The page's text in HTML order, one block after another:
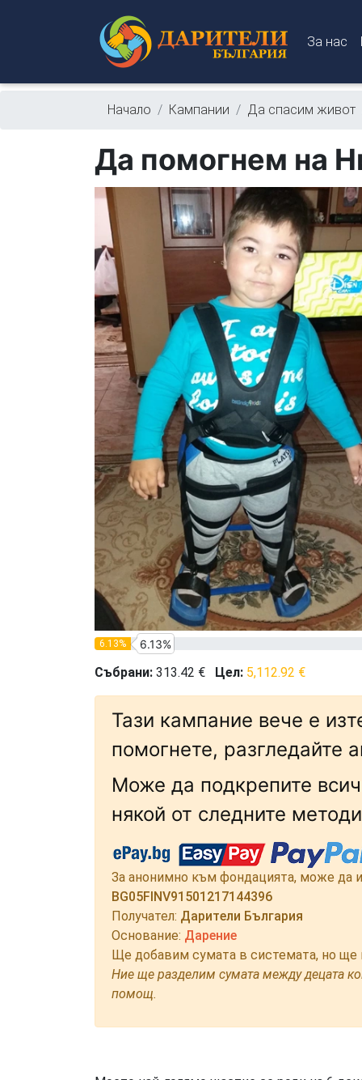
За нас
Начало Кампании Да спасим живот
Да помогнем на
6.13%
Събрани: 313.42 € Цел: 5,112.92 €
Тази кампание вече е
помогнете, разгледайте
Може да подкрепите
някой от следните методи
За анонимно към фондацията, може да
BG05FINV91501217144396
Получател: Дарители България
Основание: Дарение
Ще добавим сумата в системата, но ще
Ние ще разделим сумата между децата
помощ.
6.13%